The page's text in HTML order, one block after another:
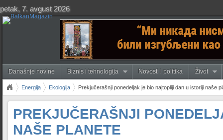
petak, 7. avgust 2026
Današnje novine Biznis i tehnologija Novosti i politika Život
Energija Ekologija Prekjučerašnji ponedeljak je bio najtopliji dan u istoriji naše
PREKJUČERAŠNJI
NAŠE PLANETE